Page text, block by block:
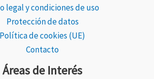
legal y condiciones de uso
Protección de datos
Política de cookies (UE)
Contacto
Áreas de Interés